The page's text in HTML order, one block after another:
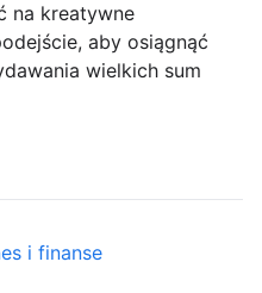
na kreatywne
aby osiągnąć
wielkich sum
i finanse